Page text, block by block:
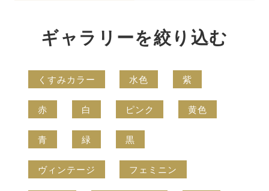
ギャラリーを絞り込む
くすみカラー 水色 紫
赤 白 ピンク 黄色
青 緑 黒
ヴィンテージ フェミニン